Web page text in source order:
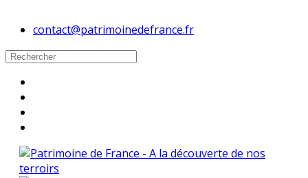
contact@patrimoinedefrance.fr